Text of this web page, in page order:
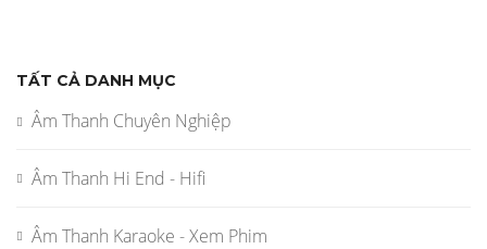
TẤT CẢ DANH MỤC
Âm Thanh Chuyên Nghiệp
Âm Thanh Hi End - Hifi
Âm Thanh Karaoke - Xem Phim